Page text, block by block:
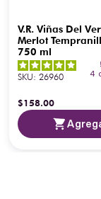
V.R. Viñas Del
Merlot
750 ml
4
SKU: 26960
$158.00